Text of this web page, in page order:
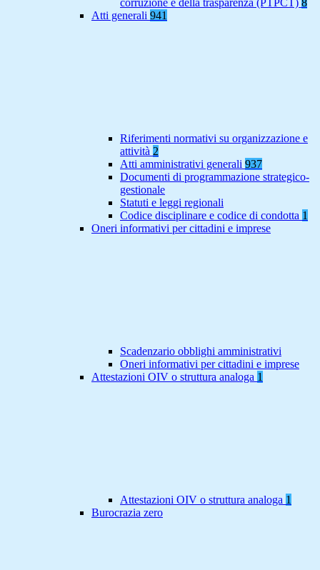
corruzione e della trasparenza (PTPCT) 8
Atti generali 941
Riferimenti normativi su organizzazione e
attività 2
Atti amministrativi generali 937
Documenti di programmazione strategico-
gestionale
Statuti e leggi regionali
Codice disciplinare e codice di condotta 1
Oneri informativi per cittadini e imprese
Scadenzario obblighi amministrativi
Oneri informativi per cittadini e imprese
Attestazioni OIV o struttura analoga 1
Attestazioni OIV o struttura analoga 1
Burocrazia zero